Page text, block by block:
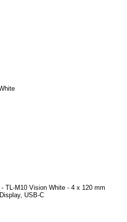
TL-M10 Vision White - 4 x 120 mm
USB-C